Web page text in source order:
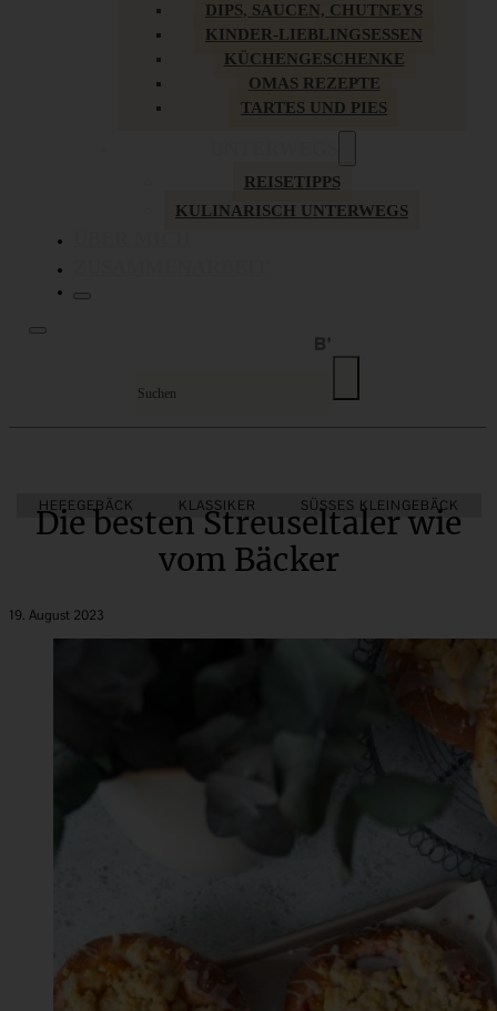
DIPS, SAUCEN, CHUTNEYS
KINDER-LIEBLINGSESSEN
KÜCHENGESCHENKE
OMAS REZEPTE
TARTES UND PIES
REISETIPPS
KULINARISCH UNTERWEGS
HEFEGEBÄCK KLASSIKER SÜSSES KLEINGEBÄCK
Die besten Streuseltaler wie
vom Bäcker
19. August 2023